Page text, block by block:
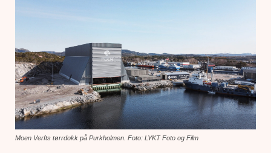
Moen Verfts tørrdokk på Purkholmen. Foto: LYKT Foto og Film